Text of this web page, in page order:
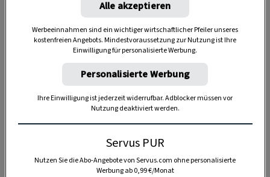
Alle akzeptieren
Werbeeinnahmen sind ein wichtiger wirtschaftlicher Pfeiler unseres
kostenfreien Angebots. Mindestvoraussetzung zur Nutzung ist Ihre
Einwilligung für personalisierte Werbung.
Personalisierte Werbung
Ihre Einwilligung ist jederzeit widerrufbar. Adblocker müssen vor
Nutzung deaktiviert werden.
Servus PUR
Nutzen Sie die Abo-Angebote von Servus.com ohne personalisierte
Werbung ab 0,99 €/Monat